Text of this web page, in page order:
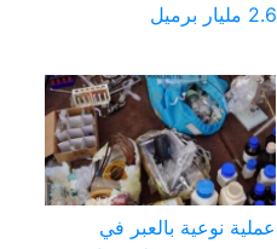
2.6 مليار برميل
عملية نوعية بالعبر في